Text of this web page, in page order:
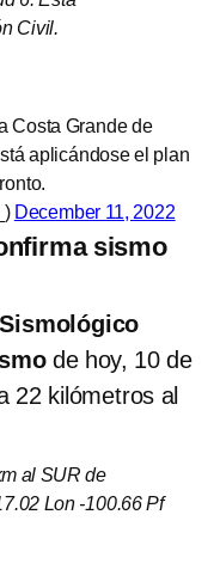
Civil.
Costa Grande de
aplicándose el plan
December 11, 2022
sismo
Sismológico
de hoy, 10 de
22 kilómetros al
al SUR de
Lon -100.66 Pf